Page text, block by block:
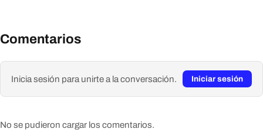
Comentarios
Inicia sesión para unirte a la conversación. Iniciar sesión
No se pudieron cargar los comentarios.